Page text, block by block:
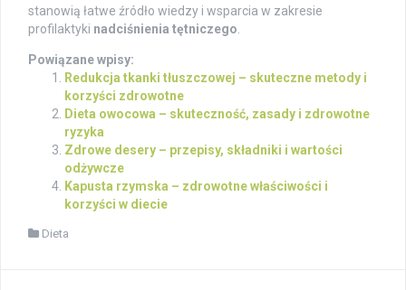
stanowią łatwe źródło wiedzy i wsparcia w zakresie
profilaktyki nadciśnienia tętniczego.
Powiązane wpisy:
Redukcja tkanki tłuszczowej – skuteczne metody i
korzyści zdrowotne
Dieta owocowa – skuteczność, zasady i zdrowotne
ryzyka
Zdrowe desery – przepisy, składniki i wartości
odżywcze
Kapusta rzymska – zdrowotne właściwości i
korzyści w diecie
Dieta